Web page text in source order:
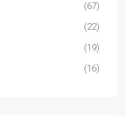
(67)
(22)
(19)
(16)